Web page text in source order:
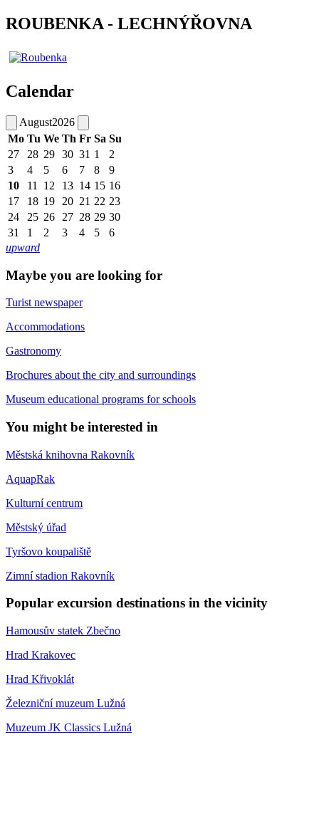
ROUBENKA - LECHNÝŘOVNA
Calendar
August2026
Mo Tu We Th Fr Sa Su
27
28 29 30 31 1
2
3
4 5 6 7 8
9
10
11 12 13 14 15 16
17
18 19 20 21 22 23
24
25 26 27 28 29 30
31
1 2 3 4 5
6
upward
Maybe you are looking for
Turist newspaper
Accommodations
Gastronomy
Brochures about the city and surroundings
Museum educational programs for schools
You might be interested in
Městská knihovna Rakovník
AquapRak
Kulturní centrum
Městský úřad
Tyršovo koupaliště
Zimní stadion Rakovník
Popular excursion destinations in the vicinity
Hamousův statek Zbečno
Hrad Krakovec
Hrad Křivoklát
Železniční muzeum Lužná
Muzeum JK Classics Lužná